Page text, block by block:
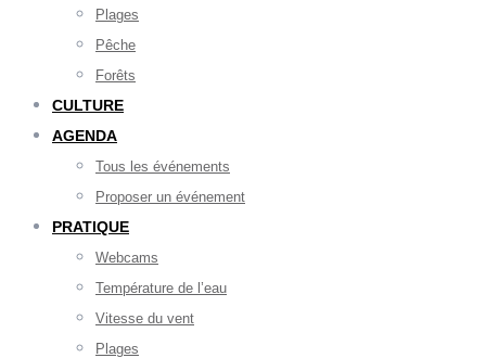
Plages
Pêche
Forêts
CULTURE
AGENDA
Tous les événements
Proposer un événement
PRATIQUE
Webcams
Température de l’eau
Vitesse du vent
Plages